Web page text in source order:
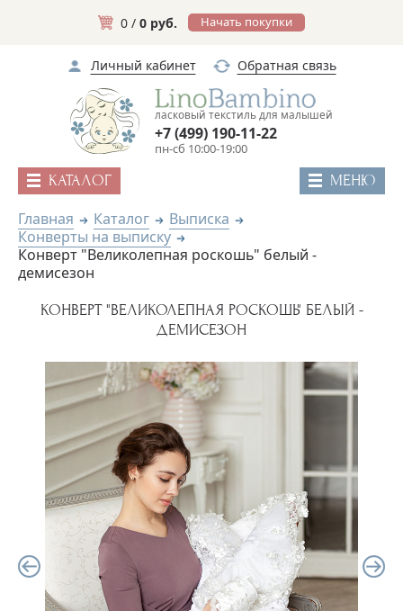
0 / 0 руб. Начать покупки
Личный кабинет Обратная связь
ласковый текстиль для малышей
пн-сб 10:00-19:00
+7 (499) 190-11-22
КАТАЛОГ МЕНЮ
Главная Каталог
Выписка
Конверты на выписку
Конверт "Великолепная роскошь" белый -
демисезон
КОНВЕРТ "ВЕЛИКОЛЕПНАЯ РОСКОШЬ" БЕЛЫЙ -
ДЕМИСЕЗОН